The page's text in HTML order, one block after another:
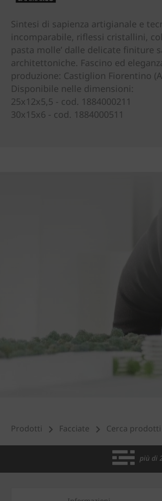
Sintesi di sapienza artigianale e
incomparabile, riflessi cristallini,
pasta molle’ dalle delicate finiture
architettoniche. Fascino ed
produzione: Castiglion Fiorentino
Disponibile nelle dimensioni:
25x12x5,5 - cod. 1884000211
30x15x6 - cod. 1884000511
Prodotti Facciate Cerca prodotti
più di